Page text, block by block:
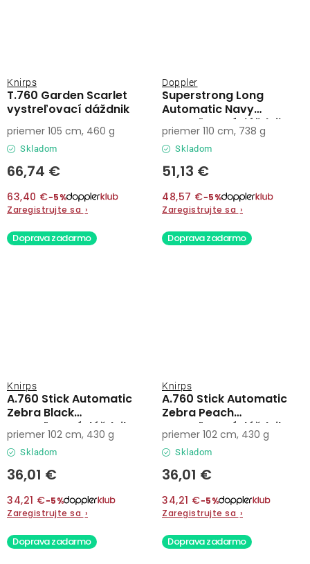
T.760 Garden Scarlet
vystreľovací dáždnik
Knirps
Skladom
66,74 €
63,40 €−5%
Zaregistrujte sa ›
priemer 105 cm, 460 g
Superstrong Long
Automatic Navy
vystreľovací dáždnik
Doppler
Skladom
51,13 €
48,57 €−5%
Zaregistrujte sa ›
priemer 110 cm, 738 g
Doprava zadarmo
A.760 Stick Automatic
Zebra Black
vystreľovací dáždnik
Knirps
Skladom
36,01 €
34,21 €−5%
Zaregistrujte sa ›
priemer 102 cm, 430 g
Doprava zadarmo
A.760 Stick Automatic
Zebra Peach
vystreľovací dáždnik
Knirps
Skladom
36,01 €
34,21 €−5%
Zaregistrujte sa ›
priemer 102 cm, 430 g
Doprava zadarmo Doprava zadarmo